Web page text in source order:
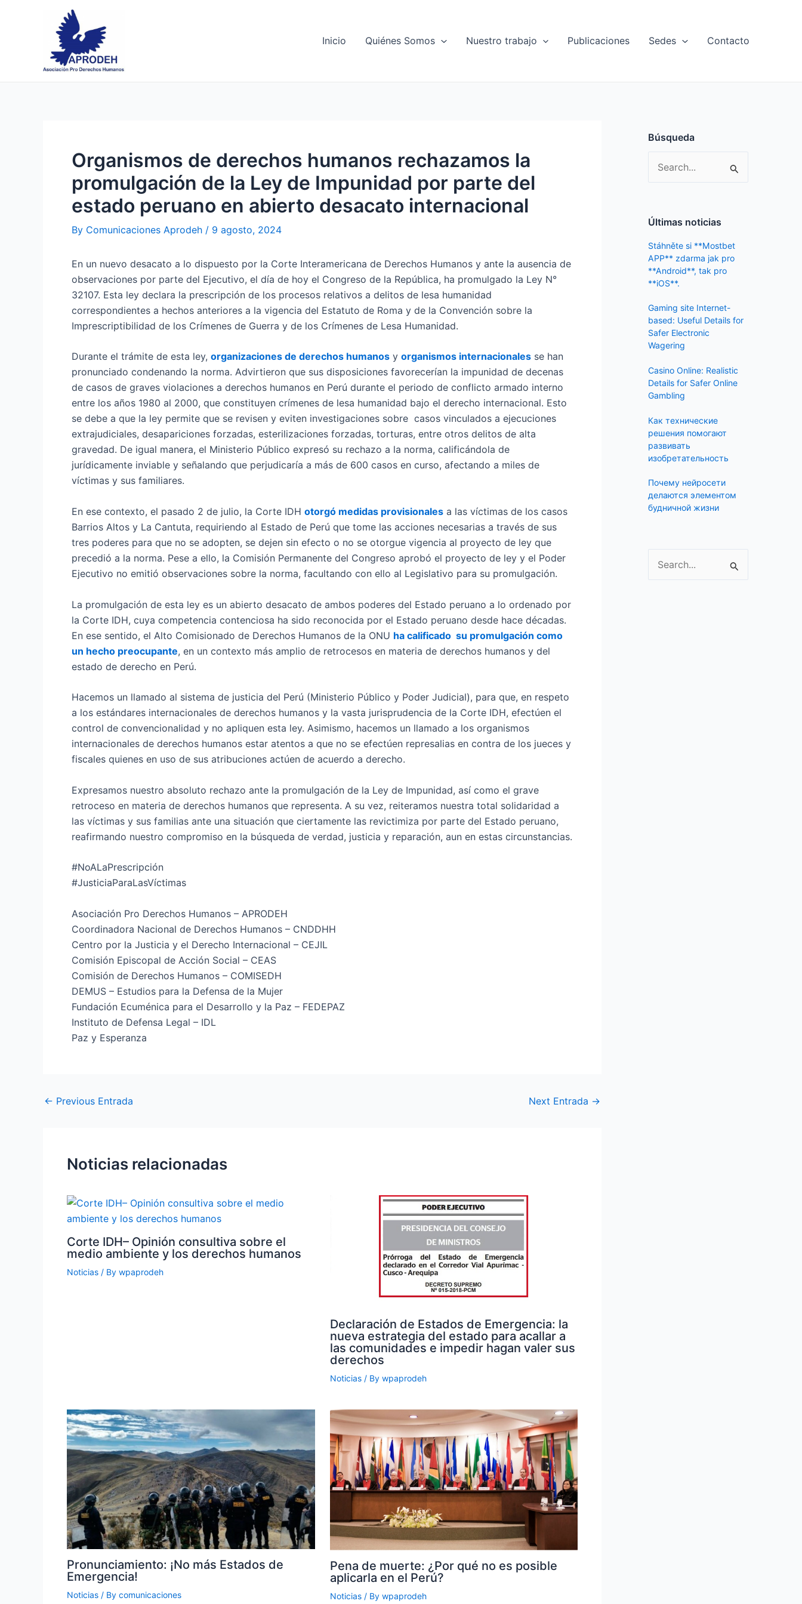
Inicio Quiénes Somos Nuestro trabajo Publicaciones Sedes Contacto
Organismos de derechos humanos rechazamos la
promulgación de la Ley de Impunidad por parte del
estado peruano en abierto desacato internacional
By Comunicaciones Aprodeh / 9 agosto, 2024
En un nuevo desacato a lo dispuesto por la Corte Interamericana de Derechos Humanos y ante la ausencia de
observaciones por parte del Ejecutivo, el día de hoy el Congreso de la República, ha promulgado la Ley N°
32107. Esta ley declara la prescripción de los procesos relativos a delitos de lesa humanidad
correspondientes a hechos anteriores a la vigencia del Estatuto de Roma y de la Convención sobre la
Imprescriptibilidad de los Crímenes de Guerra y de los Crímenes de Lesa Humanidad.
Durante el trámite de esta ley, organizaciones de derechos humanos y organismos internacionales se han
pronunciado condenando la norma. Advirtieron que sus disposiciones favorecerían la impunidad de decenas
de casos de graves violaciones a derechos humanos en Perú durante el periodo de conflicto armado interno
entre los años 1980 al 2000, que constituyen crímenes de lesa humanidad bajo el derecho internacional. Esto
se debe a que la ley permite que se revisen y eviten investigaciones sobre casos vinculados a ejecuciones
extrajudiciales, desapariciones forzadas, esterilizaciones forzadas, torturas, entre otros delitos de alta
gravedad. De igual manera, el Ministerio Público expresó su rechazo a la norma, calificándola de
jurídicamente inviable y señalando que perjudicaría a más de 600 casos en curso, afectando a miles de
víctimas y sus familiares.
En ese contexto, el pasado 2 de julio, la Corte IDH otorgó medidas provisionales a las víctimas de los casos
Barrios Altos y La Cantuta, requiriendo al Estado de Perú que tome las acciones necesarias a través de sus
tres poderes para que no se adopten, se dejen sin efecto o no se otorgue vigencia al proyecto de ley que
precedió a la norma. Pese a ello, la Comisión Permanente del Congreso aprobó el proyecto de ley y el Poder
Ejecutivo no emitió observaciones sobre la norma, facultando con ello al Legislativo para su promulgación.
La promulgación de esta ley es un abierto desacato de ambos poderes del Estado peruano a lo ordenado por
la Corte IDH, cuya competencia contenciosa ha sido reconocida por el Estado peruano desde hace décadas.
En ese sentido, el Alto Comisionado de Derechos Humanos de la ONU ha calificado su promulgación como
un hecho preocupante, en un contexto más amplio de retrocesos en materia de derechos humanos y del
estado de derecho en Perú.
Hacemos un llamado al sistema de justicia del Perú (Ministerio Público y Poder Judicial), para que, en respeto
a los estándares internacionales de derechos humanos y la vasta jurisprudencia de la Corte IDH, efectúen el
control de convencionalidad y no apliquen esta ley. Asimismo, hacemos un llamado a los organismos
internacionales de derechos humanos estar atentos a que no se efectúen represalias en contra de los jueces y
fiscales quienes en uso de sus atribuciones actúen de acuerdo a derecho.
Expresamos nuestro absoluto rechazo ante la promulgación de la Ley de Impunidad, así como el grave
retroceso en materia de derechos humanos que representa. A su vez, reiteramos nuestra total solidaridad a
las víctimas y sus familias ante una situación que ciertamente las revictimiza por parte del Estado peruano,
reafirmando nuestro compromiso en la búsqueda de verdad, justicia y reparación, aun en estas circunstancias.
#NoALaPrescripción
#JusticiaParaLasVíctimas
Asociación Pro Derechos Humanos – APRODEH
Coordinadora Nacional de Derechos Humanos – CNDDHH
Centro por la Justicia y el Derecho Internacional – CEJIL
Comisión Episcopal de Acción Social – CEAS
Comisión de Derechos Humanos – COMISEDH
DEMUS – Estudios para la Defensa de la Mujer
Fundación Ecuménica para el Desarrollo y la Paz – FEDEPAZ
Instituto de Defensa Legal – IDL
Paz y Esperanza
navigation
← Previous Entrada Next Entrada →
Noticias relacionadas
Corte IDH– Opinión consultiva sobre el
medio ambiente y los derechos humanos
Noticias / By wpaprodeh
Declaración de Estados de Emergencia: la
nueva estrategia del estado para acallar a
las comunidades e impedir hagan valer sus
derechos
Noticias/ By wpaprodeh
Pronunciamiento: ¡No más Estados de
Emergencia!
Noticias / By comunicaciones
Pena de muerte: ¿Por qué no es posible
aplicarla en el Perú?
Noticias/ By wpaprodeh
Búsqueda
r
h
f
o
r
:
Últimas noticias
Stáhněte si **Mostbet
APP** zdarma jak pro
**Android**, tak pro
**iOS**.
Gaming site Internet-
based: Useful Details for
Safer Electronic
Wagering
Casino Online: Realistic
Details for Safer Online
Gambling
Как технические
решения помогают
развивать
изобретательность
Почему нейросети
делаются элементом
будничной жизни